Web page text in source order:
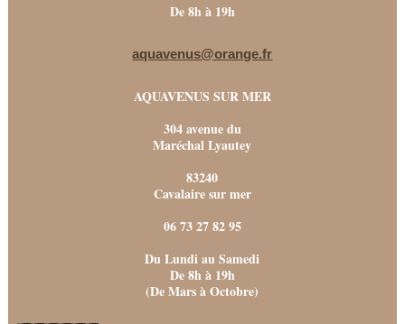
De 8h à 19h
aquavenus@orange.fr
AQUAVENUS SUR MER
304 avenue du
Maréchal Lyautey
83240
Cavalaire sur mer
06 73 27 82 95
Du Lundi au Samedi
De 8h à 19h
(De Mars à Octobre)